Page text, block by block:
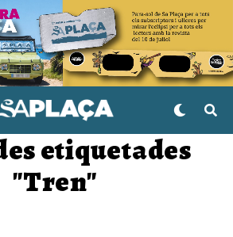
etiquetades
"Tren"